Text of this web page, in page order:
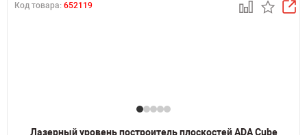
Код товара: 652119
Лазерный уровень построитель плоскостей ADA Cube